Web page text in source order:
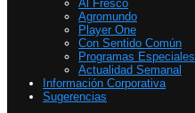
Al Fresco
Agromundo
Player One
Con Sentido Común
Programas Especiales
Actualidad Semanal
Información Corporativa
Sugerencias